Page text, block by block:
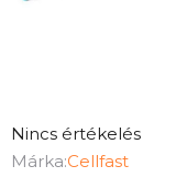
A
termék
Nincs értékelés
Márka:Cellfast